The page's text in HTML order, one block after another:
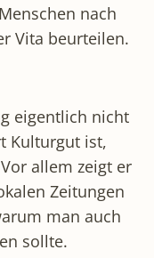
nach
Vita beurteilen.
eigentlich nicht
Kulturgut ist,
allem zeigt er
Zeitungen
man auch
sollte.